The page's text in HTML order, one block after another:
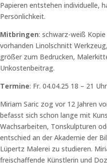
Papieren entstehen individuelle,
Persönlichkeit.
Mitbringen: schwarz-weiß
vorhanden Linolschnitt
größer zum Bedrucken,
Unkostenbeitrag.
Termine: Fr. 04.04.25 18 – 21
Miriam Saric zog vor 12 Jahren
befasst sich schon lange mit
Wachsarbeiten, Tonskulpturen
entschied an der Akademie der
Lüpertz Malerei zu studieren.
freischaffende Künstlerin und